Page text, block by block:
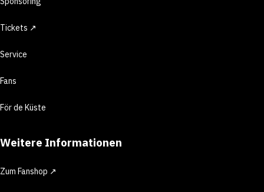
Tickets ↗
Service
Fans
För de Küste
Weitere Informationen
Zum Fanshop ↗